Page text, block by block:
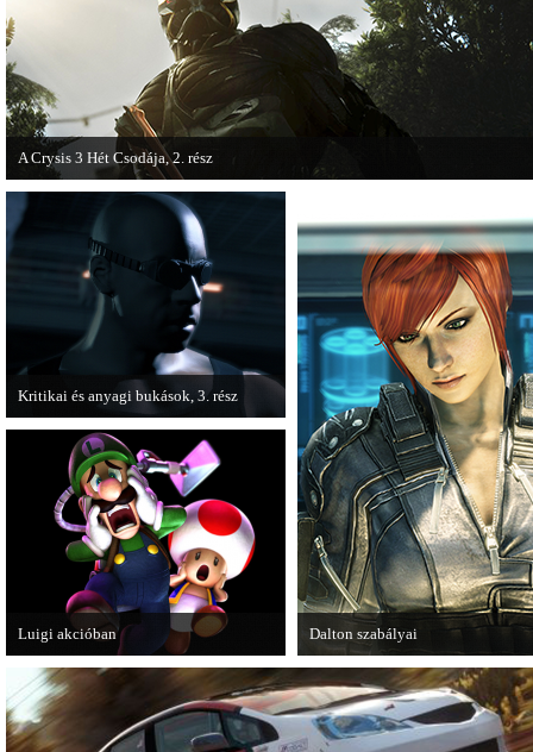
videója.
A Crysis 3 Hét Csodája, 2. rész
Megjelent a Crysis 3 videosorozat második része, amely a The Hunt címet
Kritikai és anyagi bukások, 3. rész
A PC Guru "Kritikai és anyagi bukások"
című cikksorozatának utolsó részét
olvashatjuk.
Dalton szabályai
Új videóval jelentkezik az
Games játéka, a Fuse.
Luigi akcióban
A Nintendo 3DS-re készülő Luigi's
Mansion: Dark Moon újabb képeken
mutatja meg magát.